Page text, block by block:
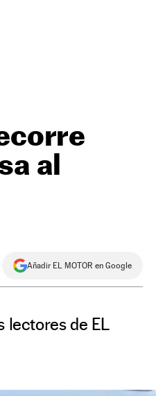
al
Añadir EL MOTOR en Google
lectores de EL